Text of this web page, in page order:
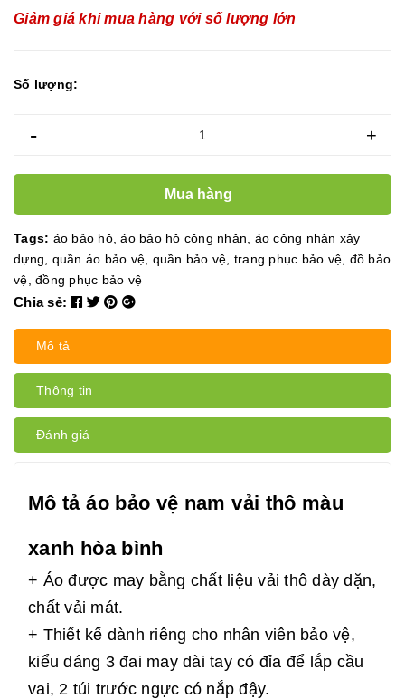
Giảm giá khi mua hàng với số lượng lớn
Số lượng:
- +
Mua hàng
Tags: áo bảo hộ,áo bảo hộ công nhân
áo công nhân xây
dựng
quần áo bảo vệ quần bảo vệ trang phục bảo vệ đồ bảo
vệ đồng phục bảo vệ
Chia sẻ:
Mô tả
Thông tin
Đánh giá
Mô tả áo bảo vệ nam vải thô màu
xanh hòa bình
+ Áo được may bằng chất liệu vải thô dày dặn,
chất vải mát.
+ Thiết kế dành riêng cho nhân viên bảo vệ,
kiểu dáng 3 đai may dài tay có đỉa để lắp cầu
vai, 2 túi trước ngực có nắp đậy.